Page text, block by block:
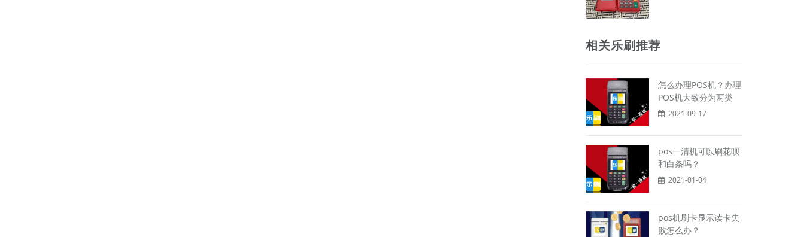
相关乐刷推荐
怎么办理POS机？办理
POS机大致分为两类
2021-09-17
pos一清机可以刷花呗
和白条吗？
2021-01-04
pos机刷卡显示读卡失
败怎么办？